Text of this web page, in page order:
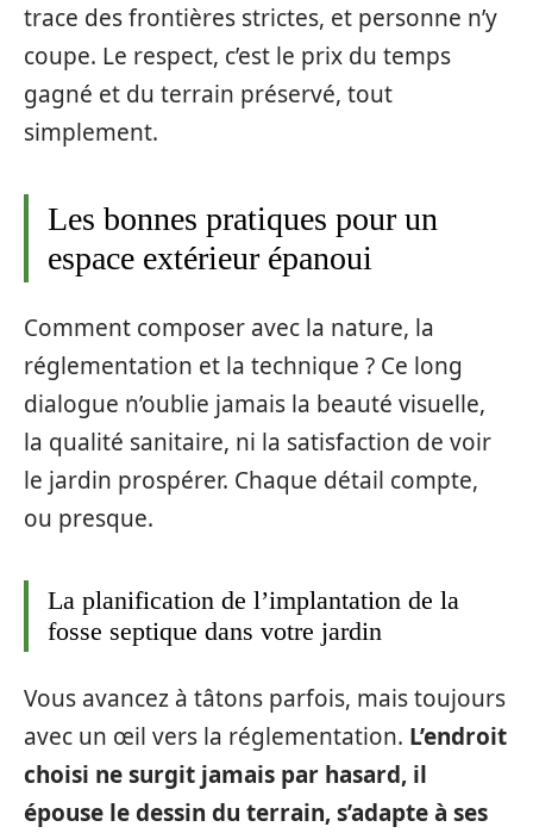
trace des frontières strictes, et personne n’y
coupe. Le respect, c’est le prix du temps
gagné et du terrain préservé, tout
simplement.
Les bonnes pratiques pour un
espace extérieur épanoui
Comment composer avec la nature, la
réglementation et la technique ? Ce long
dialogue n’oublie jamais la beauté visuelle,
la qualité sanitaire, ni la satisfaction de voir
le jardin prospérer. Chaque détail compte,
ou presque.
La planification de l’implantation de la
fosse septique dans votre jardin
Vous avancez à tâtons parfois, mais toujours
avec un œil vers la réglementation. L’endroit
choisi ne surgit jamais par hasard, il
épouse le dessin du terrain, s’adapte à ses